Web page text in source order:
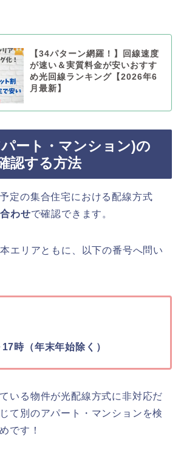
【34パターン網羅！】回線速度
が速い＆実質料金が安いおすす
め光回線ランキング【2026年6
月最新】
ート・マンション)の
認する方法
定の集合住宅における配線方式
わせで確認できます。
エリアともに、以下の番号へ問い
時（年末年始除く）
いる物件が光配線方式に非対応だ
て別のアパート・マンションを検
です！